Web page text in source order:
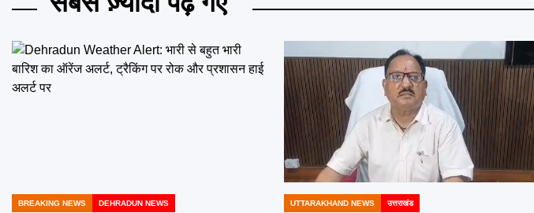
POSTED
BREAKING NEWS DEHRADUN NEWS
POSTED
UTTARAKHAND NEWS उत्तराखंड